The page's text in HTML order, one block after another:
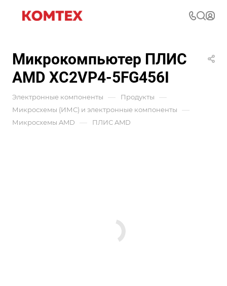
Микрокомпьютер ПЛИС
AMD XC2VP4-5FG456I
Электронные компоненты — Продукты —
Микросхемы (ИМС) и электронные компоненты —
Микросхемы AMD — ПЛИС AMD